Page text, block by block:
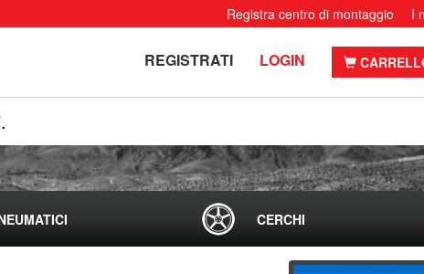
Registra centro di montaggio I
REGISTRATI LOGIN
CERCHI